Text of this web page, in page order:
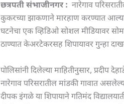
छत्रपती संभाजीनगर : नारेगाव
कुकरच्या झाकणाने मारहाण करण्यात
घटनेचा एक व्हिडिओ सोशल मीडियावर
ठाण्यात केअरटेकरसह शिपायावर गुन्हा
पोलिसांनी दिलेल्या माहितीनुसार,
नारेगाव परिसरातील मांडकी गावात
दीपक इंगळे या शिपायाने गतिमंद